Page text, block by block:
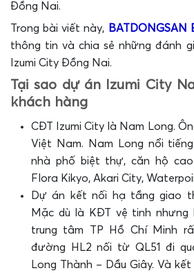
Đồng Nai.
Trong bài viết này, BATDONGSAN
thông tin và chia sẻ những đánh
Izumi City Đồng Nai.
Tại sao dự án Izumi City
khách hàng
CĐT Izumi City là Nam Long.
Việt Nam. Nam Long nổi
nhà phố biệt thự, căn hộ
Flora Kikyo, Akari City,
Dự án kết nối hạ tầng giao
Mặc dù là KĐT vệ tinh
trung tâm TP Hồ Chí Minh
đường HL2 nối từ QL51 đi
Long Thành – Dầu Giây. Và